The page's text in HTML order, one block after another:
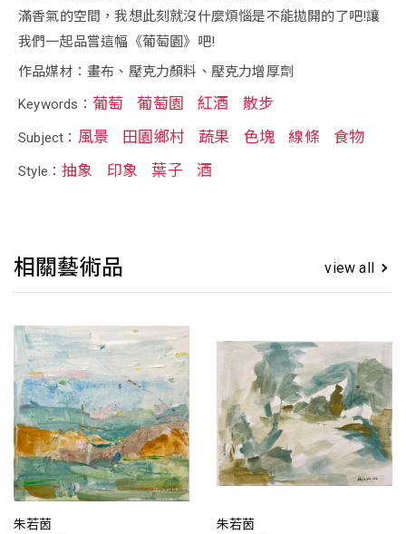
滿香氣的空間，我想此刻就沒什麼煩惱是不能拋開的了吧!讓
我們一起品嘗這幅《葡萄園》吧!
作品媒材：畫布、壓克力顏料、壓克力增厚劑
Keywords： 葡萄 葡萄園 紅酒 散步
Subject： 風景 田園鄉村 蔬果 色塊 線條 食物
Style：抽象 印象 葉子 酒
相關藝術品 view all
朱若茵 朱若茵